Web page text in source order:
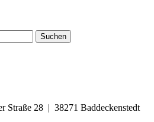
Suchen
Straße 28 | 38271 Baddeckenstedt